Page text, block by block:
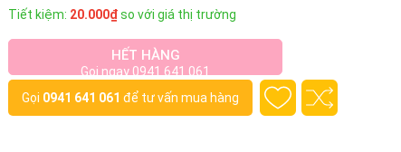
Tiết kiệm: 20.000₫so với giá thị trường
HẾT HÀNG
Gọi ngay 0941 641 061
Gọi 0941 641 061 để tư vấn mua hàng